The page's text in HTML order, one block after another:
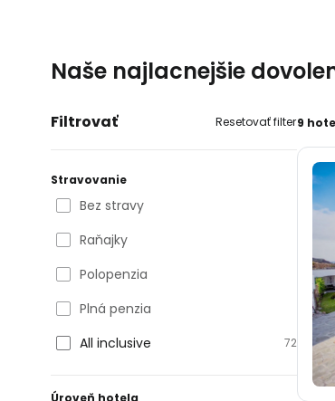
Naše najlacnejšie
Filtrovať Resetovať filter
Stravovanie
Bez stravy
Raňajky
Polopenzia
Plná penzia
All inclusive
72
Úroveň hotela
9